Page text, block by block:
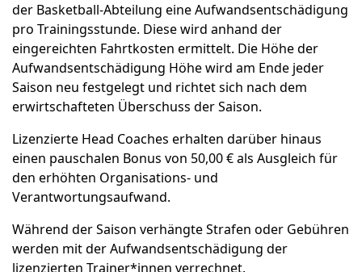
der Basketball-Abteilung eine Aufwandsentschädigung
pro Trainingsstunde. Diese wird anhand der
eingereichten Fahrtkosten ermittelt. Die Höhe der
Aufwandsentschädigung Höhe wird am Ende jeder
Saison neu festgelegt und richtet sich nach dem
erwirtschafteten Überschuss der Saison.
Lizenzierte Head Coaches erhalten darüber hinaus
einen pauschalen Bonus von 50,00 € als Ausgleich für
den erhöhten Organisations- und
Verantwortungsaufwand.
Während der Saison verhängte Strafen oder Gebühren
werden mit der Aufwandsentschädigung der
lizenzierten Trainer*innen verrechnet.